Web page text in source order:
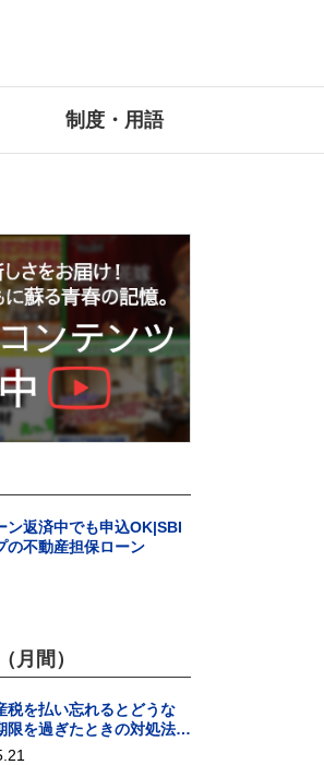
制度・用語
ン返済中でも申込OK|SBI
の不動産担保ローン
月間）
税を払い忘れるとどうな
限を過ぎたときの対処法を